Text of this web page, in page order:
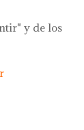
y de los